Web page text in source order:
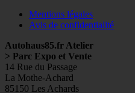
Mentions légales
Avis de confidentialité
Autohaus85.fr Atelier
> Parc Expo et Vente
14 Rue du Passage
La Mothe-Achard
85150 Les Achards